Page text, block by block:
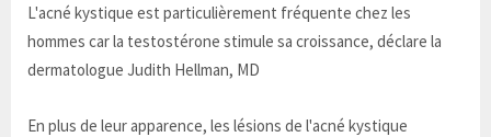
L'acné kystique est particulièrement fréquente chez les
hommes car la testostérone stimule sa croissance, déclare la
dermatologue Judith Hellman, MD
En plus de leur apparence, les lésions de l'acné kystique